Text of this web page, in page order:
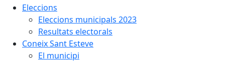
Eleccions
Eleccions municipals 2023
Resultats electorals
Coneix Sant Esteve
El municipi